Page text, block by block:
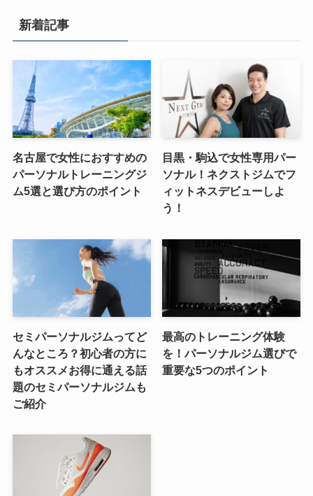
新着記事
名古屋で女性におすすめの
パーソナルトレーニングジ
ム5選と選び方のポイント
目黒・駒込で女性専用パー
ソナル！ネクストジムでフ
ィットネスデビューしよ
う！
セミパーソナルジムってど
んなところ？初心者の方に
もオススメお得に通える話
題のセミパーソナルジムも
ご紹介
最高のトレーニング体験
を！パーソナルジム選びで
重要な5つのポイント